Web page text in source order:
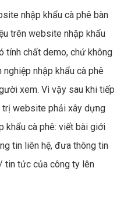
nhập khẩu cà phê bàn
trên website nhập khẩu
tính chất demo, chứ không
nhập khẩu cà phê
xem. Vì vậy sau khi tiếp
website phải xây dựng
khẩu cà phê: viết bài giới
tin liên hệ, đưa thông tin
tin tức của công ty lên